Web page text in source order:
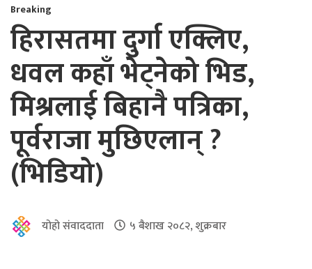
Breaking
हिरासतमा दुर्गा एक्लिए,
धवल कहाँ भेट्नेको भिड,
मिश्रलाई बिहानै पत्रिका,
पूर्वराजा मुछिएलान् ?
(भिडियो)
योहो संवाददाता ५ बैशाख २०८२, शुक्रबार